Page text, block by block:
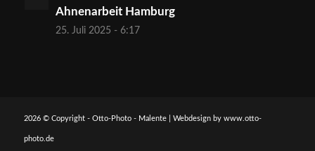
Ahnenarbeit Hamburg
25. Juli 2025 - 6:17
2026 © Copyright - Otto-Photo - Malente | Webdesign by www.otto-
photo.de